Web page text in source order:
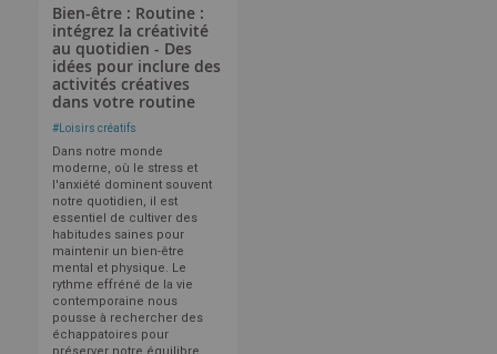
Bien-être : Routine :
intégrez la créativité
au quotidien - Des
idées pour inclure des
activités créatives
dans votre routine
# Loisirs créatifs
Dans notre monde
moderne, où le stress et
l'anxiété dominent souvent
notre quotidien, il est
essentiel de cultiver des
habitudes saines pour
maintenir un bien-être
mental et physique. Le
rythme effréné de la vie
contemporaine nous
pousse à rechercher des
échappatoires pour
préserver notre équilibre